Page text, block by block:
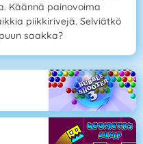
Käännä painovoima
piikkirivejä. Selviätkö
saakka?